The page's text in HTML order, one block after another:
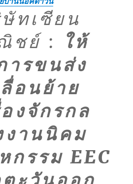
ทเซียน
ชย์ :
ให้
ารขนส่ง
อนย้าย
งจักรกล
งานนิคม
กรรม EEC